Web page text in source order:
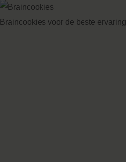
Braincookies voor de beste ervaring